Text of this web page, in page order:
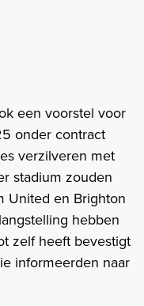
een voorstel voor
onder contract
verzilveren met
stadium zouden
United en Brighton
hebben
zelf heeft bevestigt
informeerden naar